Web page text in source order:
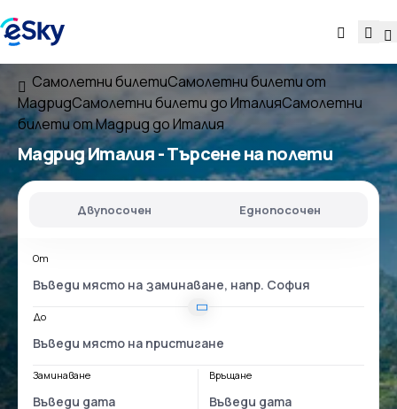
Самолетни билетиСамолетни билети от
МадридСамолетни билети до ИталияСамолетни
билети от Мадрид до Италия
Мадрид Италия- Търсене на полети
Двупосочен Еднопосочен
От
До
Заминаване Връщане